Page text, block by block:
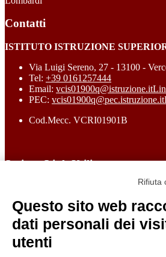
Contatti
ISTITUTO ISTRUZIONE
Via Luigi Sereno, 27 - 13100 -
Tel: +39 0161257444
Email: vcis01900q@istruzione.it
PEC: vcis01900q@pec.istruzione.it
Cod.Mecc. VCRI01901B
Sezione Link Utili
Informativa Privacy
Ufficio Relazioni con il Pubblico
Dichiarazione di accessibilità
Obiettivi di accessibilità
Rifiuta
Questo sito web
dati personali dei
utenti